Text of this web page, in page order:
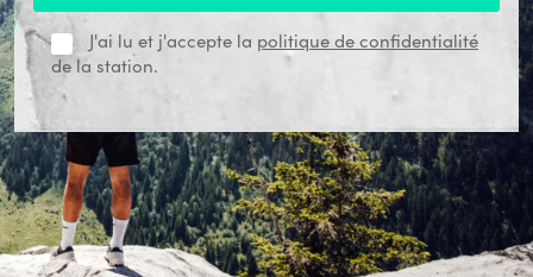
J'ai lu et j'accepte la politique de confidentialité
de la station.